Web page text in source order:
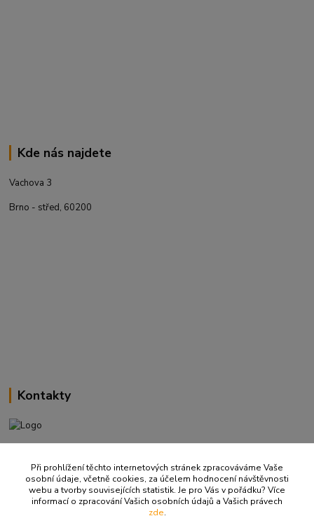
Kde nás najdete
Vachova 3
Brno - střed, 60200
Kontakty
(Po-Pá, 9-18 hod.)
info@ritualbrno-eshop.cz
Při prohlížení těchto internetových stránek zpracováváme Vaše
osobní údaje, včetně cookies, za účelem hodnocení návštěvnosti
webu a tvorby souvisejících statistik. Je pro Vás v pořádku? Více
informací o zpracování Vašich osobních údajů a Vašich právech
zde.